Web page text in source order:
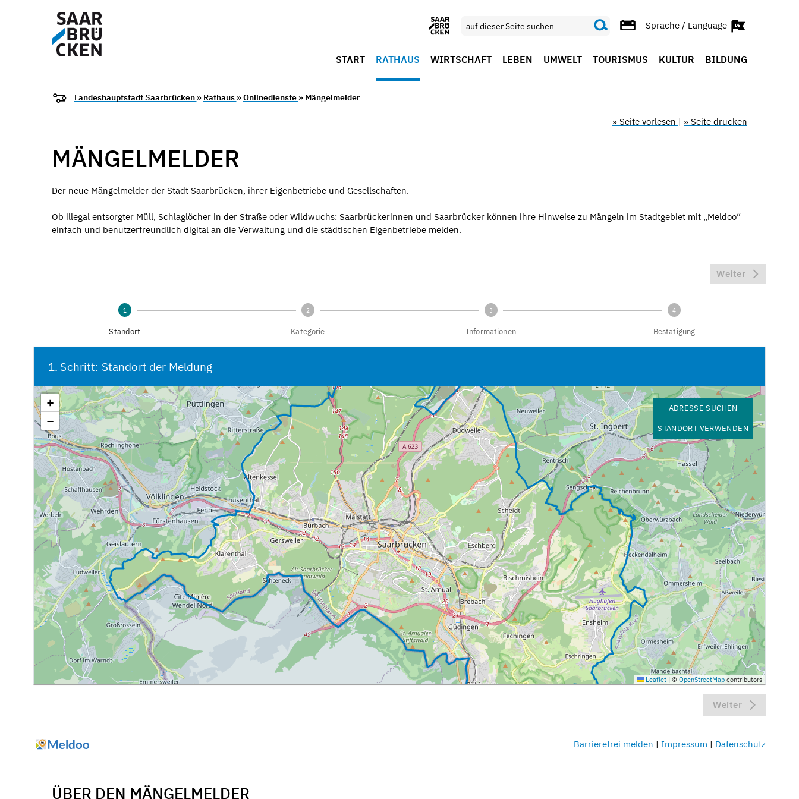
Sprache / Language
START RATHAUS WIRTSCHAFT LEBEN UMWELT TOURISMUS KULTUR BILDUNG
Landeshauptstadt Saarbrücken » Rathaus »Onlinedienste » Mängelmelder
» Seite vorlesen | » Seite drucken
MÄNGELMELDER
Der neue Mängelmelder der Stadt Saarbrücken, ihrer Eigenbetriebe und Gesellschaften.
Ob illegal entsorgter Müll, Schlaglöcher in der Straße oder Wildwuchs: Saarbrückerinnen und Saarbrücker können ihre Hinweise zu Mängeln im Stadtgebiet mit „Meldoo“
einfach und benutzerfreundlich digital an die Verwaltung und die städtischen Eigenbetriebe melden.
ÜBER DEN MÄNGELMELDER